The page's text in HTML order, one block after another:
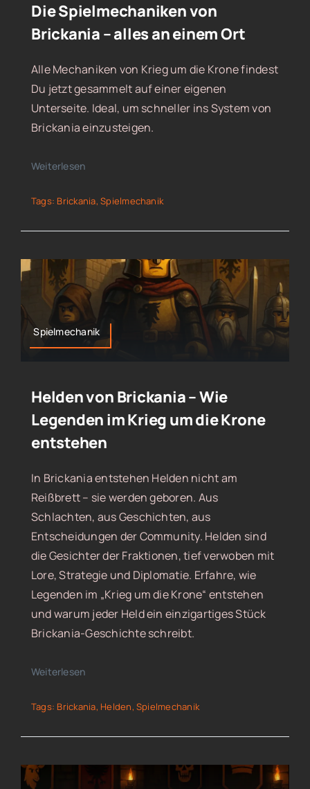
Die Spielmechaniken von
Brickania – alles an einem Ort
Alle Mechaniken von Krieg um die Krone findest
Du jetzt gesammelt auf einer eigenen
Unterseite. Ideal, um schneller ins System von
Brickania einzusteigen.
Weiterlesen
Tags: Brickania,Spielmechanik
Spielmechanik
Helden von Brickania – Wie
Legenden im Krieg um die Krone
entstehen
In Brickania entstehen Helden nicht am
Reißbrett – sie werden geboren. Aus
Schlachten, aus Geschichten, aus
Entscheidungen der Community. Helden sind
die Gesichter der Fraktionen, tief verwoben mit
Lore, Strategie und Diplomatie. Erfahre, wie
Legenden im „Krieg um die Krone“ entstehen
und warum jeder Held ein einzigartiges Stück
Brickania-Geschichte schreibt.
Weiterlesen
Tags: Brickania, Helden,Spielmechanik